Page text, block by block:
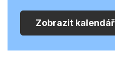
Zobrazit kalendář